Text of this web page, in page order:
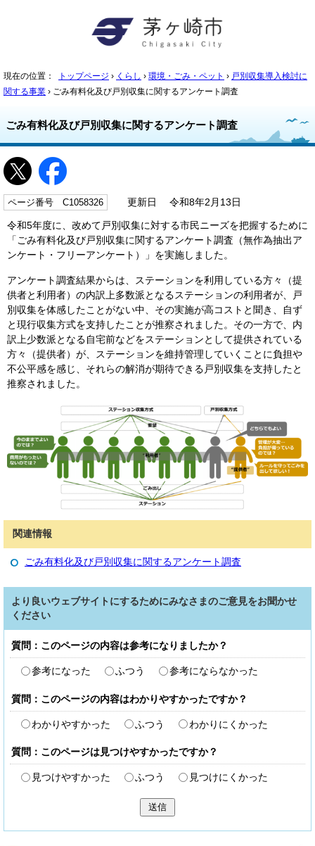
現在の位置： トップページ › くらし › 環境・ごみ・ペット › 戸別収集導入検討に
関する事業 › ごみ有料化及び戸別収集に関するアンケート調査
ごみ有料化及び戸別収集に関するアンケート調査
ページ番号 C1058326 更新日 令和8年2月13日
令和5年度に、改めて戸別収集に対する市民ニーズを把握するために
「ごみ有料化及び戸別収集に関するアンケート調査（無作為抽出ア
ンケート・フリーアンケート）」を実施しました。
アンケート調査結果からは、ステーションを利用している方々（提
供者と利用者）の内訳上多数派となるステーションの利用者が、戸
別収集を体感したことがない中、その実施が高コストと聞き、自ず
と現行収集方式を支持したことが推察されました。その一方で、内
訳上少数派となる自宅前などをステーションとして提供されている
方々（提供者）が、ステーションを維持管理していくことに負担や
不公平感を感じ、それらの解消が期待できる戸別収集を支持したと
推察されました。
関連情報
ごみ有料化及び戸別収集に関するアンケート調査
より良いウェブサイトにするためにみなさまのご意見をお聞かせ
ください
質問：このページの内容は参考になりましたか？
参考になった ふつう 参考にならなかった
質問：このページの内容はわかりやすかったですか？
わかりやすかった ふつう わかりにくかった
質問：このページは見つけやすかったですか？
見つけやすかった ふつう 見つけにくかった
送信